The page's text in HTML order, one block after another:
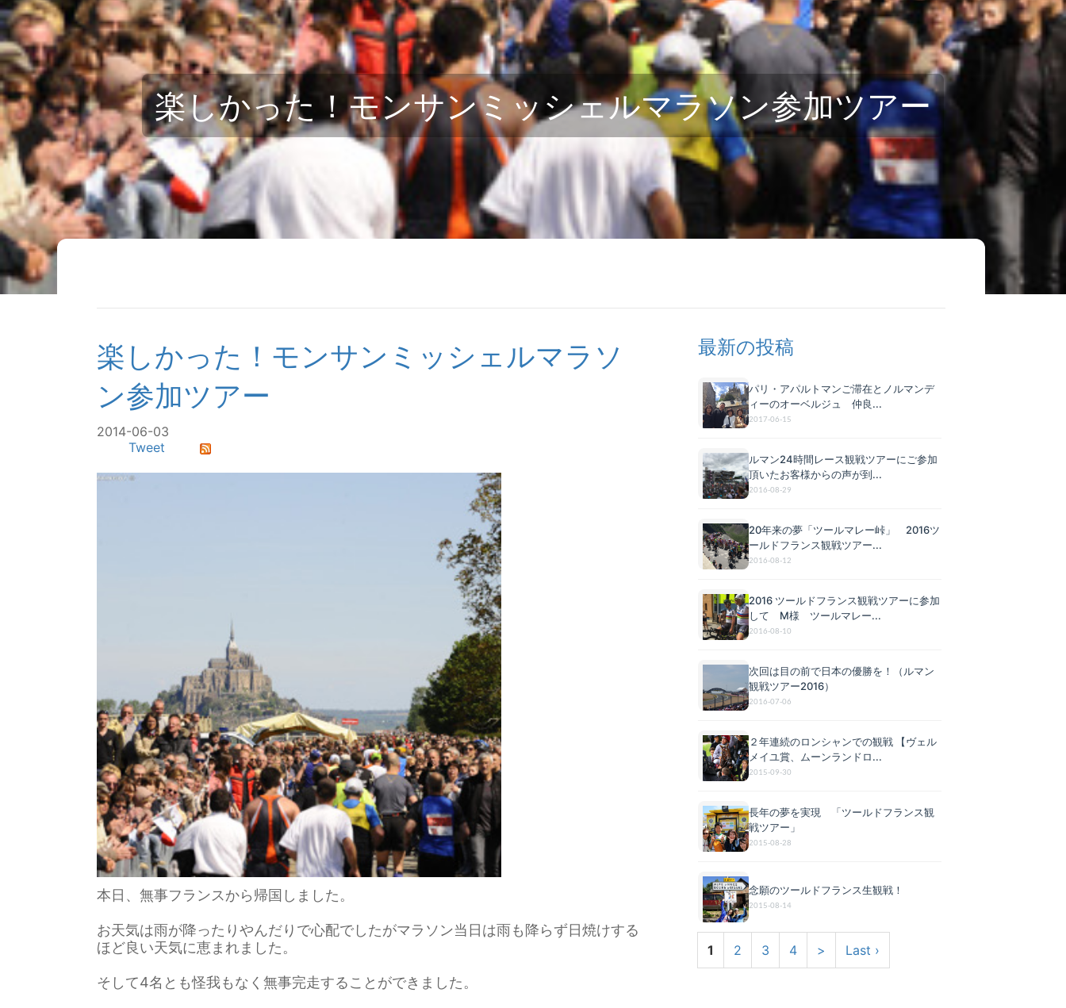
楽しかった！モンサンミッシェルマラソン参加ツアー
最新の投稿
パリ・アパルトマンご滞在とノルマンデ
ィーのオーベルジュ 仲良...
2017-06-15
ルマン24時間レース観戦ツアーにご参加
頂いたお客様からの声が到...
2016-08-29
20年来の夢「ツールマレー峠」 2016ツ
ールドフランス観戦ツアー...
2016-08-12
2016 ツールドフランス観戦ツアーに参加
して M様 ツールマレー...
2016-08-10
次回は目の前で日本の優勝を！（ルマン
観戦ツアー2016）
2016-07-06
２年連続のロンシャンでの観戦 【ヴェル
メイユ賞、ムーンランドロ...
2015-09-30
長年の夢を実現 「ツールドフランス観
戦ツアー」
2015-08-28
念願のツールドフランス生観戦！
2015-08-14
1 2 3 4 > Last ›
楽しかった！モンサンミッシェルマラソ
ン参加ツアー
2014-06-03
Tweet
本日、無事フランスから帰国しました。
お天気は雨が降ったりやんだりで心配でしたがマラソン当日は雨も降らず日焼けする
ほど良い天気に恵まれました。
そして4名とも怪我もなく無事完走することができました。